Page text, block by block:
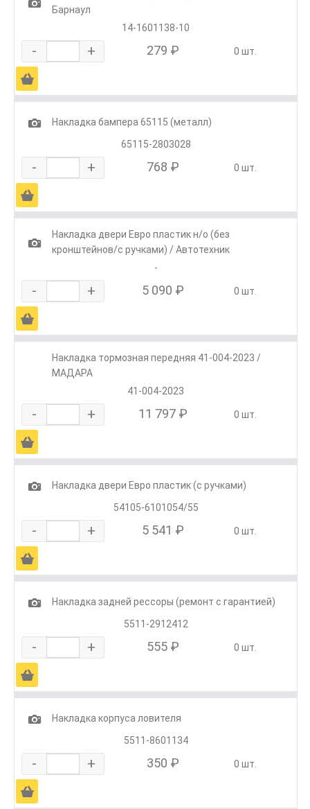
Барнаул
14-1601138-10
- + 279 ₽ 0 шт.
Ä
1
Накладка бампера 65115 (металл)
65115-2803028
- + 768 ₽ 0 шт.
Ä
1
Накладка двери Евро пластик н/о (без
кронштейнов/с ручками) / Автотехник
-
- + 5 090 ₽ 0 шт.
Ä
Накладка тормозная передняя 41-004-2023 /
МАДАРА
41-004-2023
- + 11 797 ₽ 0 шт.
Ä
1
Накладка двери Евро пластик (с ручками)
54105-6101054/55
- + 5 541 ₽ 0 шт.
Ä
1
Накладка задней рессоры (ремонт с гарантией)
5511-2912412
- + 555 ₽ 0 шт.
Ä
1
Накладка корпуса ловителя
5511-8601134
- + 350 ₽ 0 шт.
Ä